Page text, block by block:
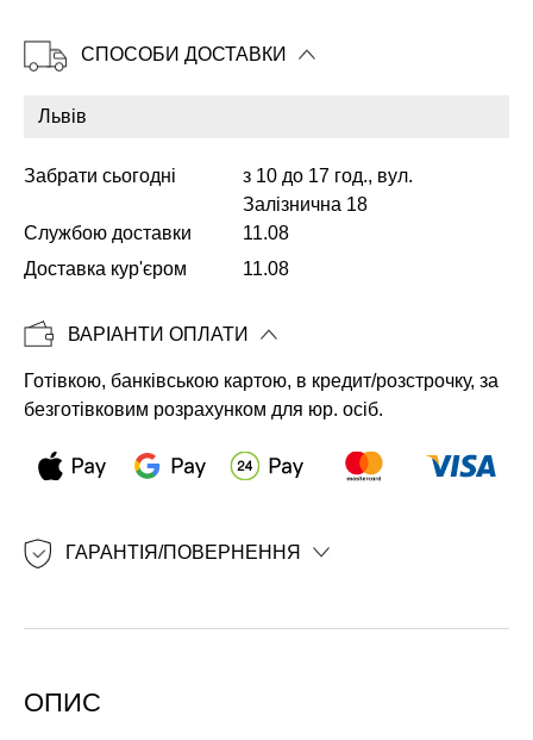
Копіювати
СПОСОБИ ДОСТАВКИ
Забрати сьогодні
з 10 до 17 год., вул.
Залізнична 18
Службою доставки
11.08
Доставка кур'єром
11.08
ВАРІАНТИ ОПЛАТИ
Готівкою, банківською картою, в кредит/розстрочку, за
безготівковим розрахунком для юр. осіб.
ГАРАНТІЯ/ПОВЕРНЕННЯ
ОПИС